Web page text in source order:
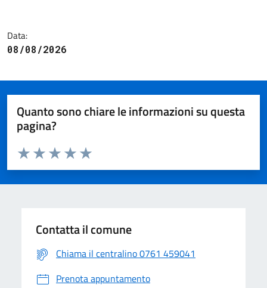
Data:
08/08/2026
Quanto sono chiare le informazioni su questa
pagina?
Valuta da 1 a 5 stelle la pagina
Valuta 4 stelle su 5
Valuta 3 stelle su 5
Valuta 2 stelle su 5
Valuta 1 stelle su 5
Contatta il comune
Chiama il centralino 0761 459041
Prenota appuntamento